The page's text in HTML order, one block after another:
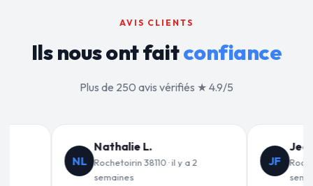
AVIS CLIENTS
Ils nous ont faitconfiance
Plus de 250 avis vérifiés ★ 4.9/5
Jean-François C.
Rochetoirin 38110 · il y a 3
semaines
Valérie D.
Rochetoirin 38110